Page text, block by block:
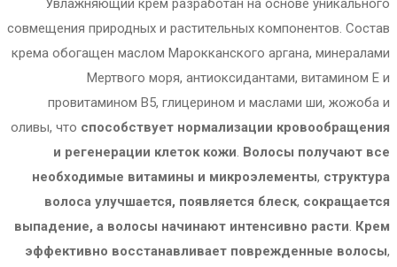
Увлажняющий крем разработан на основе уникального
совмещения природных и растительных компонентов. Состав
крема обогащен маслом Марокканского аргана, минералами
Мертвого моря, антиоксидантами, витамином Е и
провитамином В5, глицерином и маслами ши, жожоба и
оливы, что способствует нормализации кровообращения
и регенерации клеток кожи. Волосы получают все
необходимые витамины и микроэлементы, структура
волоса улучшается, появляется блеск, сокращается
выпадение, а волосы начинают интенсивно расти. Крем
эффективно восстанавливает поврежденные волосы,